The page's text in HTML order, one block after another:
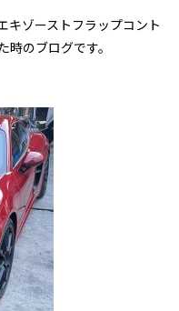
キゾーストフラップコント
のブログです。